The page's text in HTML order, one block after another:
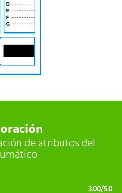
de atributos del
3.00/5.0